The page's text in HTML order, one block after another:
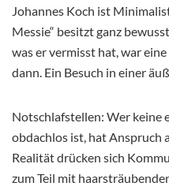
Johannes Koch ist
Messie“ besitzt ganz
was er vermisst hat, war
dann. Ein Besuch in einer
Notschlafstellen: Wer keine
obdachlos ist, hat Anspruch
Realität drücken sich
zum Teil mit